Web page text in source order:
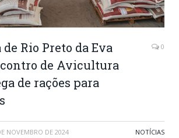
Rio Preto da Eva
de Avicultura
de rações para
0
NOVEMBRO DE 2024 NOTÍCIAS